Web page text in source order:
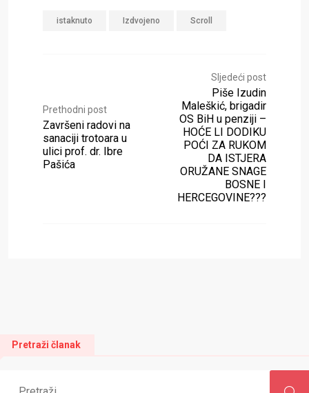
istaknuto Izdvojeno Scroll
Prethodni post
Završeni radovi na
sanaciji trotoara u
ulici prof. dr. Ibre
Pašića
Sljedeći post
Piše Izudin
Maleškić, brigadir
OS BiH u penziji –
HOĆE LI DODIKU
POĆI ZA RUKOM
DA ISTJERA
ORUŽANE SNAGE
BOSNE I
HERCEGOVINE???
Pretraži članak